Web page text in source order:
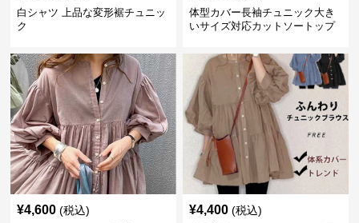
白シャツ 上品な変形裾チュニッ
ク
体型カバー長袖チュニック大き
いサイズ対応カットソートップ
¥4,600 (税込) ¥4,400 (税込)